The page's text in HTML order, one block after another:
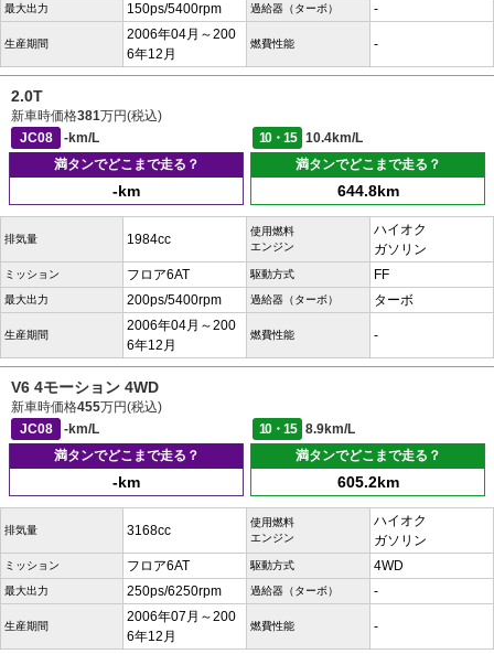
最大出力 150ps/5400rpm 過給器（ターボ） -
生産期間
2006年04月～200
6年12月
燃費性能 -
2.0T
新車時価格381万円(税込)
JC08
-km/L 10・15
10.4km/L
満タンでどこまで走る？
-km
満タンでどこまで走る？
644.8km
排気量 1984cc
使用燃料
エンジン
ハイオク
ガソリン
ミッション フロア6AT 駆動方式 FF
最大出力 200ps/5400rpm 過給器（ターボ） ターボ
生産期間
2006年04月～200
6年12月
燃費性能 -
V6 4モーション 4WD
新車時価格455万円(税込)
JC08
-km/L 10・15
8.9km/L
満タンでどこまで走る？
-km
満タンでどこまで走る？
605.2km
排気量 3168cc
使用燃料
エンジン
ハイオク
ガソリン
ミッション フロア6AT 駆動方式 4WD
最大出力 250ps/6250rpm 過給器（ターボ） -
生産期間
2006年07月～200
6年12月
燃費性能 -